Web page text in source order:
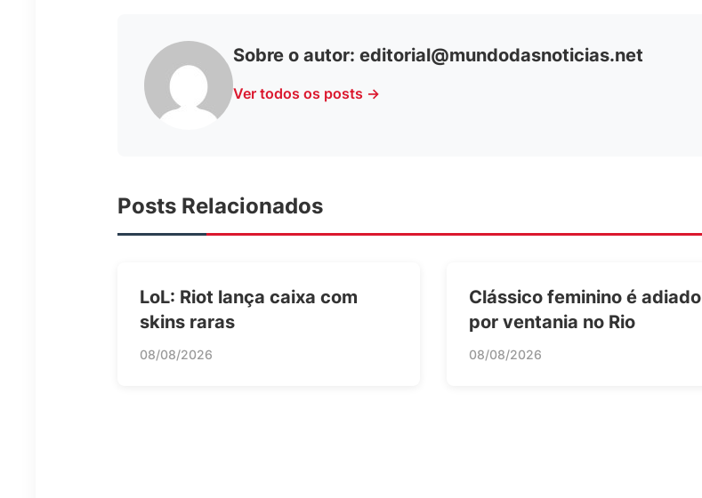
Sobre o autor: editorial@mundodasnoticias.net
Ver todos os posts →
Posts Relacionados
LoL: Riot lança caixa com
skins raras
08/08/2026
Clássico feminino é adiado
por ventania no Rio
08/08/2026